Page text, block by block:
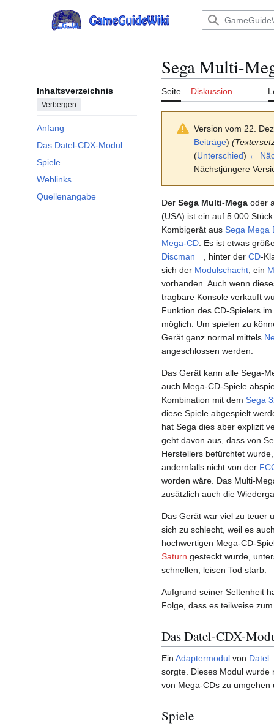
Hauptmenü
Inhaltsverzeichnis
Verbergen
Anfang
Das Datel-CDX-Modul
Spiele
Weblinks
Quellenangabe
Sega Multi-
Seite Diskussion
Version vom 22.
Beiträge)
(Unterschied) ←
Nächstjüngere
Der Sega Multi-Mega oder
(USA) ist ein auf 5.000
Kombigerät aus Sega Mega
Mega-CD . Es ist etwas
Discman
, hinter der CD-
sich der Modulschacht , ein
vorhanden. Auch wenn
tragbare Konsole verkauft
Funktion des CD-Spielers
möglich. Um spielen zu
Gerät ganz normal mittels
angeschlossen werden.
Das Gerät kann alle Sega-
auch Mega-CD-Spiele
Kombination mit dem Sega
diese Spiele abgespielt
hat Sega dies aber explizit
geht davon aus, dass von
Herstellers befürchtet
andernfalls nicht von der
worden wäre. Das Multi-
zusätzlich auch die
Das Gerät war viel zu teuer
sich zu schlecht, weil es
hochwertigen Mega-CD-
Saturn gesteckt wurde,
schnellen, leisen Tod starb.
Aufgrund seiner Seltenheit
Folge, dass es teilweise
Das Datel-CDX-
Ein Adaptermodul von Datel
sorgte. Dieses Modul
von Mega-CDs zu
Spiele